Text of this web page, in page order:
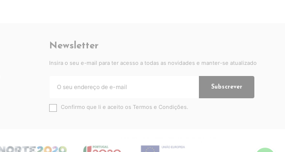
Newsletter
Insira o seu e-mail para ter acesso a todas as novidades e manter-se atualizado
Subscrever
Confirmo que li e aceito os Termos e Condições.